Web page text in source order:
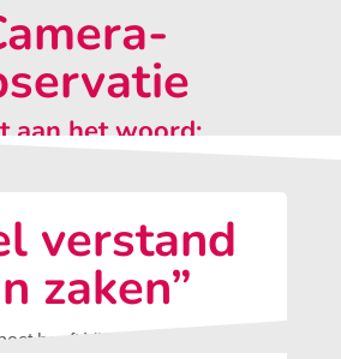
aan het woord:
verstand
zaken”
heeft Vleugels Beveiliging